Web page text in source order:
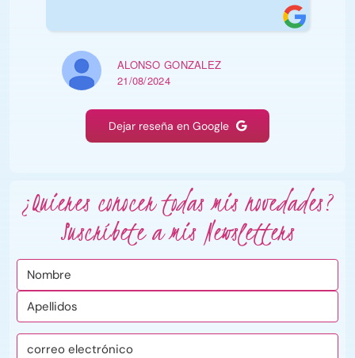
ALONSO GONZALEZ
21/08/2024
Dejar reseña en Google
¿Quieres conocer todas mis novedades?
Suscríbete a mis Newsletters